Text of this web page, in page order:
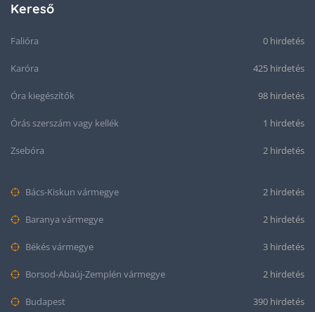
Kereső
Falióra 0 hirdetés
Karóra 425 hirdetés
Óra kiegészítők 98 hirdetés
Órás szerszám vagy kellék 1 hirdetés
Zsebóra 2 hirdetés
Bács-Kiskun vármegye 2 hirdetés
Baranya vármegye 2 hirdetés
Békés vármegye 3 hirdetés
Borsod-Abaúj-Zemplén vármegye 2 hirdetés
Budapest 390 hirdetés